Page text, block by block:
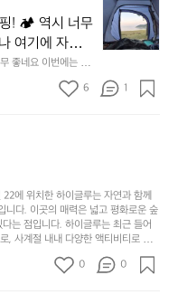
나
잠
에
기
까
이
걸
리
는
순
지
의
초
기
품
갑’입
니
다.
일
상
에
할
수
있
록.
분
하
고,
단
순
하
핑! 🏕 역시 너무
여기에 자리를
서해치고 물도
넘 짧게 느껴지
에서 관리) .수
식점  항구에
아이들 엄청
지 물놀이 3
좋네요 이번에는 솔
하고 경치도 좋네요
넘 짧게 느껴지네요  .
엄청 좋아하네요 점
⛱️
년
만
에
문
포
리
해
변
캠
핑!
6 1
에 위치한 하이글루는 자연과 함께
니다. 이곳의 매력은 넓고 평화로운 숲
는 점입니다. 하이글루는 최근 들어
, 사계절 내내 다양한 액티비티로 방
글램핑 텐트는 고객들에게 아늑한 잠
서는 자연의 소리를 들으며, 내부에
0 0